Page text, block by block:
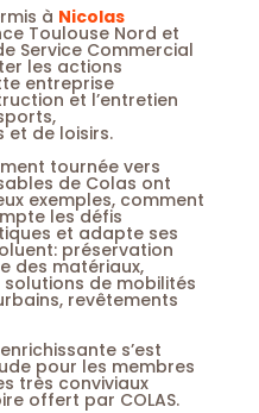
à Nicolas
Toulouse Nord et
Service Commercial
les actions
entreprise
et l’entretien
et de loisirs.
tournée vers
de Colas ont
exemples, comment
les défis
et adapte ses
préservation
des matériaux,
de mobilités
revêtements
s’est
pour les membres
très conviviaux
offert par COLAS.